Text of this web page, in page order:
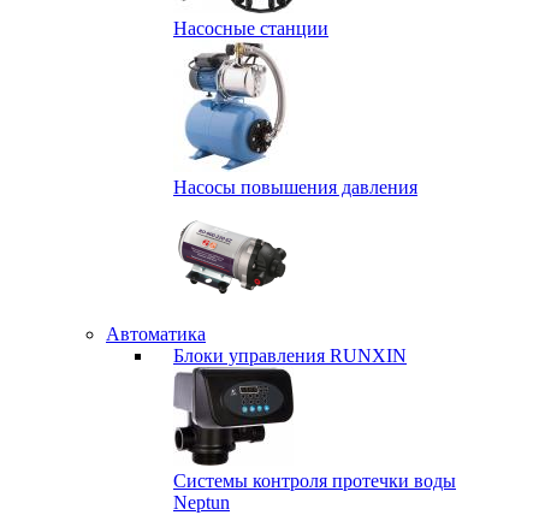
Насосные станции
Насосы повышения давления
Автоматика
Блоки управления RUNXIN
Системы контроля протечки воды
Neptun